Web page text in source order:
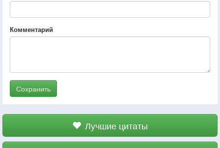
Комментарий
Сохранить
Лучшие цитаты